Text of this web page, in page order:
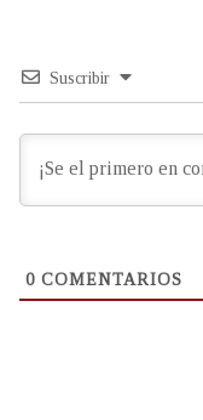
Suscribir
0 COMENTARIOS